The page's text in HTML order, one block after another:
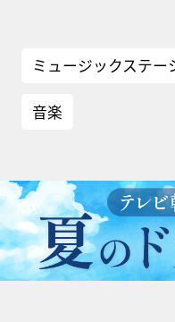
ミュージックステー
音楽